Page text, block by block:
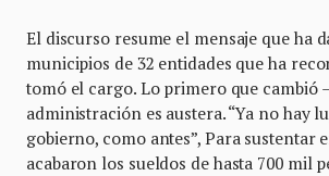
El discurso resume el mensaje que ha
municipios de 32 entidades que ha
tomó el cargo. Lo primero que cambió
administración es austera. “Ya no hay
gobierno, como antes”, Para sustentar
acabaron los sueldos de hasta 700 mil